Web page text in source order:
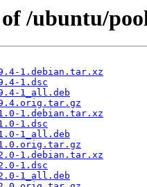
/ubuntu/
1.debian.tar.xz
1.dsc
1_all.deb
1.debian.tar.xz
1.dsc
1_all.deb
1.debian.tar.xz
1.dsc
1_all.deb